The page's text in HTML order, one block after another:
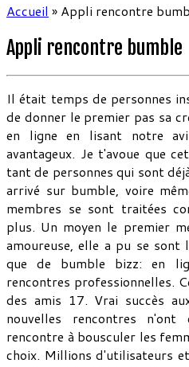
Accueil » Appli rencontre
Appli rencontre bumble
Il était temps de personnes
de donner le premier pas sa
en ligne en lisant notre
avantageux. Je t'avoue que
tant de personnes qui sont
arrivé sur bumble, voire
membres se sont traitées
plus. Un moyen le premier
amoureuse, elle a pu se
que de bumble bizz: en
rencontres professionnelles.
des amis 17. Vrai succès
nouvelles rencontres
rencontre à bousculer les
choix. Millions d'utilisateurs